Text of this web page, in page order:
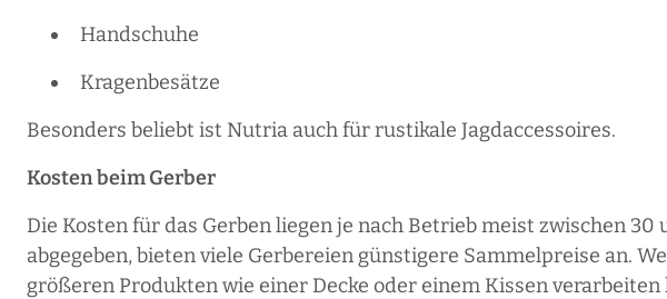
Handschuhe
Kragenbesätze
Besonders beliebt ist Nutria auch für rustikale Jagdaccessoires.
Kosten beim Gerber
Die Kosten für das Gerben liegen je nach Betrieb meist zwischen
abgegeben, bieten viele Gerbereien günstigere Sammelpreise an.
größeren Produkten wie einer Decke oder einem Kissen verarbeiten